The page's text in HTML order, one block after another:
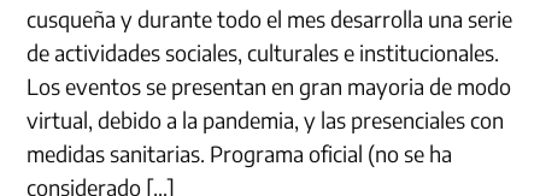
cusqueña y durante todo el mes desarrolla una serie
de actividades sociales, culturales e institucionales.
Los eventos se presentan en gran mayoria de modo
virtual, debido a la pandemia, y las presenciales con
medidas sanitarias. Programa oficial (no se ha
considerado […]